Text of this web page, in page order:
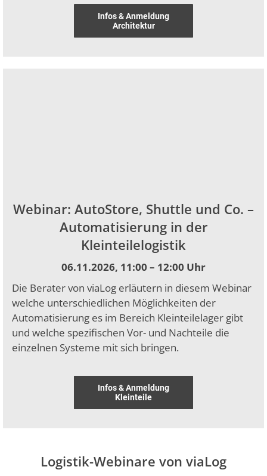
Infos & Anmeldung
Architektur
Webinar: AutoStore, Shuttle und Co. –
Automatisierung in der
Kleinteilelogistik
06.11.2026, 11:00 – 12:00 Uhr
Die Berater von viaLog erläutern in diesem Webinar
welche unterschiedlichen Möglichkeiten der
Automatisierung es im Bereich Kleinteilelager gibt
und welche spezifischen Vor- und Nachteile die
einzelnen Systeme mit sich bringen.
Infos & Anmeldung
Kleinteile
Logistik-Webinare von viaLog